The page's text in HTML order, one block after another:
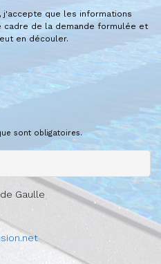
j'accepte que les informations
de la demande formulée et
en découler.
sont obligatoires.
Gaulle